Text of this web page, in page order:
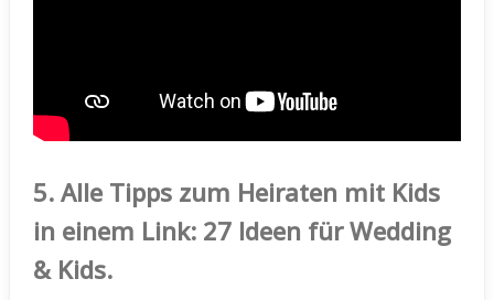
5. Alle Tipps zum Heiraten mit Kids
in einem Link: 27 Ideen für Wedding
& Kids.